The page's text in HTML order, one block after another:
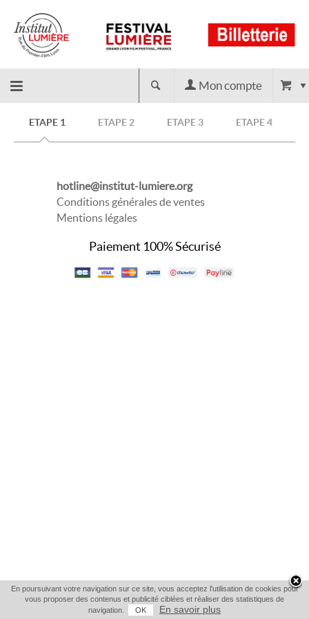
Retour
Mon compte
ETAPE 1 ETAPE 2 ETAPE 3 ETAPE 4
hotline@institut-lumiere.org
Conditions générales de ventes
Mentions légales
Paiement 100% Sécurisé
En poursuivant votre navigation sur ce site, vous acceptez l'utilisation de cookies pour
vous proposer des contenus et publicité ciblées et réaliser des statistiques de
navigation.
OK En savoir plus